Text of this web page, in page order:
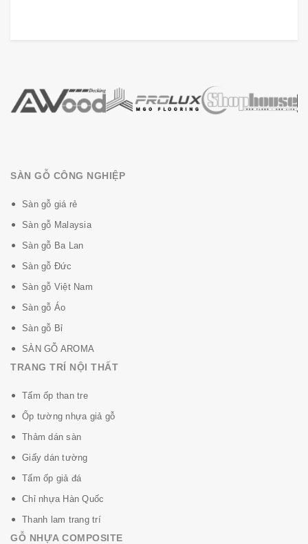
SÀN GỖ CÔNG NGHIỆP
Sàn gỗ giá rẻ
Sàn gỗ Malaysia
Sàn gỗ Ba Lan
Sàn gỗ Đức
Sàn gỗ Việt Nam
Sàn gỗ Áo
Sàn gỗ Bỉ
SÀN GỖ AROMA
TRANG TRÍ NỘI THẤT
Tấm ốp than tre
Ốp tường nhựa giả gỗ
Thảm dán sàn
Giấy dán tường
Tấm ốp giả đá
Chỉ nhựa Hàn Quốc
Thanh lam trang trí
GỖ NHỰA COMPOSITE